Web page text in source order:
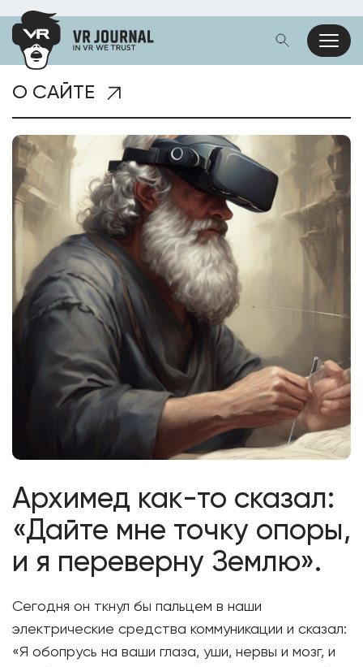
О САЙТЕ
Архимед как-то сказал:
«Дайте мне точку опоры,
и я переверну Землю».
Сегодня он ткнул бы пальцем в наши
электрические средства коммуникации и сказал:
«Я обопрусь на ваши глаза, уши, нервы и мозг, и